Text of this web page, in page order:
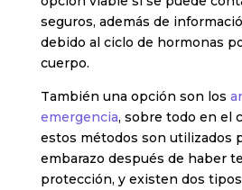
seguros, además de
debido al ciclo de hormonas
cuerpo.
También una opción son los
emergencia, sobre todo en el
estos métodos son utilizados
embarazo después de haber
protección, y existen dos